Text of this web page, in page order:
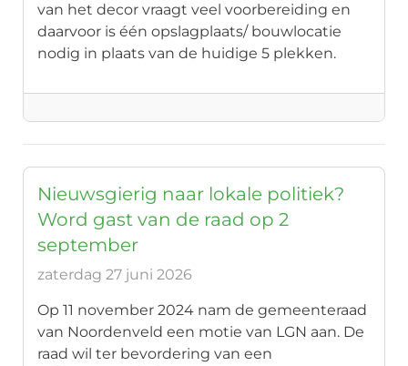
van het decor vraagt veel voorbereiding en
daarvoor is één opslagplaats/ bouwlocatie
nodig in plaats van de huidige 5 plekken.
Nieuwsgierig naar lokale politiek?
Word gast van de raad op 2
september
zaterdag 27 juni 2026
Op 11 november 2024 nam de gemeenteraad
van Noordenveld een motie van LGN aan. De
raad wil ter bevordering van een